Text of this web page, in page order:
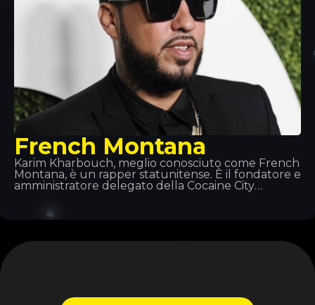
French Montana
Karim Kharbouch, meglio conosciuto come French
Montana, è un rapper statunitense. È il fondatore e
amministratore delegato della Cocaine City
discografico con la Maybach Music Group e la Bad
Boy Records. Montana è noto per le sue frequenti
Rick Ross insieme al suo gruppo dei Coke Boys.